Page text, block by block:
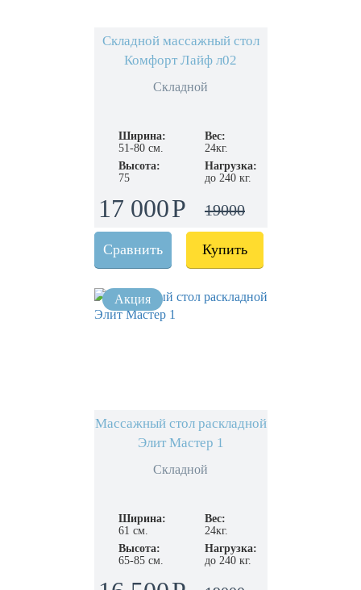
Складной массажный стол
Комфорт Лайф л02
Складной
Ширина:
51-80 см.
Вес:
24кг.
Высота:
75
Нагрузка:
до 240 кг.
17 000 19000
Сравнить Купить
Массажный стол раскладной
Элит Мастер 1
Складной
Ширина:
61 см.
Вес:
24кг.
Высота:
65-85 см.
Нагрузка:
до 240 кг.